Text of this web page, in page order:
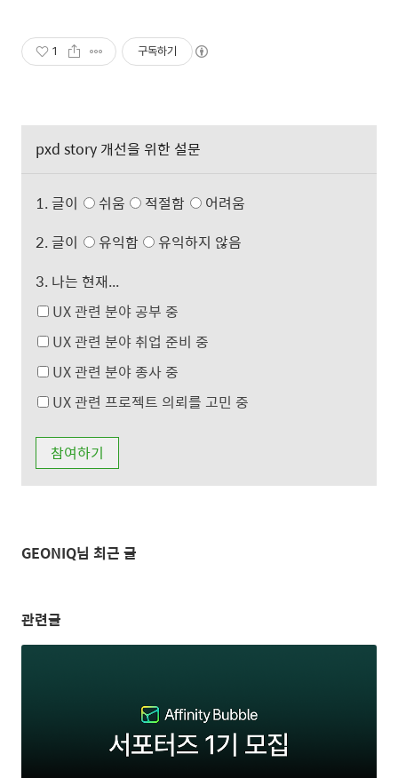
1 구독하기
pxd story 개선을 위한 설문
1. 글이 쉬움 적절함
어려움
2. 글이
유익함
유익하지 않음
3. 나는 현재...
UX 관련 분야 공부 중
UX 관련 분야 취업 준비 중
UX 관련 분야 종사 중
UX 관련 프로젝트 의뢰를 고민 중
GEONIQ님 최근 글
관련글